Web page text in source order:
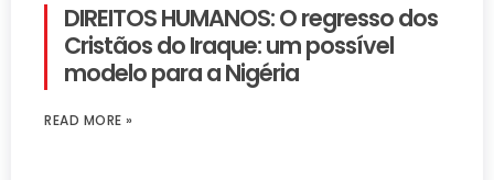
DIREITOS HUMANOS: O regresso dos
Cristãos do Iraque: um possível
modelo para a Nigéria
READ MORE »